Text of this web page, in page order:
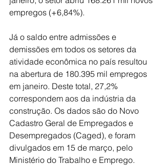
empregos (+6,84%).
Já o saldo entre admissões e
demissões em todos os setores da
atividade econômica no país resultou
na abertura de 180.395 mil empregos
em janeiro. Deste total, 27,2%
correspondem aos da indústria da
construção. Os dados são do Novo
Cadastro Geral de Empregados e
Desempregados (Caged), e foram
divulgados em 15 de março, pelo
Ministério do Trabalho e Emprego.